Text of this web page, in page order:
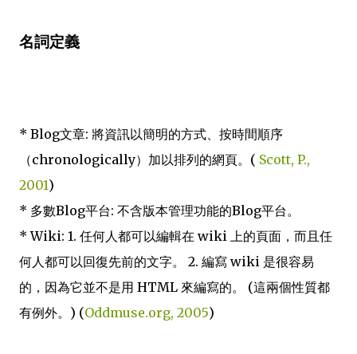
名詞定義
* Blog文章: 將資訊以簡明的方式、按時間順序
（chronologically）加以排列的網頁。( Scott, P.,
2001)
* 多數Blog平台: 不含版本管理功能的Blog平台。
* Wiki: 1. 任何人都可以編輯在 wiki 上的頁面，而且任
何人都可以回復先前的文字。 2. 編寫 wiki 是很容易
的，因為它並不是用 HTML 來編寫的。 (這兩個性質都
有例外。) (Oddmuse.org, 2005)